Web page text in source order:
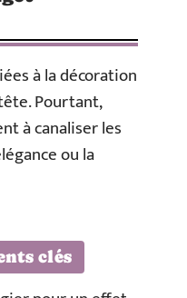
à la décoration
Pourtant,
à canaliser les
ou la
clés